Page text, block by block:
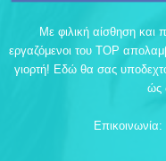
Με φιλική αίσθηση και
εργαζόμενοι του TOP
γιορτή! Εδώ θα σας
ώς
Επικοινωνία: